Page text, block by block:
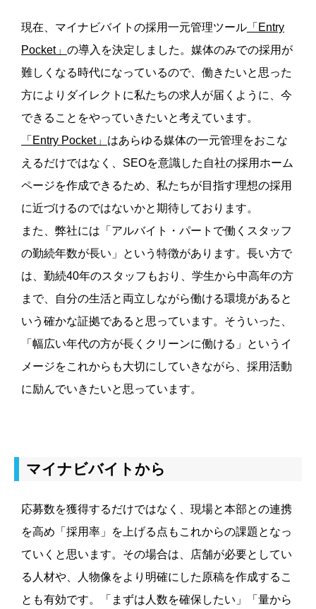
現在、マイナビバイトの採用一元管理ツール 「Entry
Pocket」 の導入を決定しました。媒体のみでの採用が
難しくなる時代になっているので、働きたいと思った
方によりダイレクトに私たちの求人が届くように、今
できることをやっていきたいと考えています。
「Entry Pocket」 はあらゆる媒体の一元管理をおこな
えるだけではなく、SEOを意識した自社の採用ホーム
ページを作成できるため、私たちが目指す理想の採用
に近づけるのではないかと期待しております。
また、弊社には「アルバイト・パートで働くスタッフ
の勤続年数が長い」という特徴があります。長い方で
は、勤続40年のスタッフもおり、学生から中高年の方
まで、自分の生活と両立しながら働ける環境があると
いう確かな証拠であると思っています。そういった、
「幅広い年代の方が長くクリーンに働ける」というイ
メージをこれからも大切にしていきながら、採用活動
に励んでいきたいと思っています。
マイナビバイトから
応募数を獲得するだけではなく、現場と本部との連携
を高め「採用率」を上げる点もこれからの課題となっ
ていくと思います。その場合は、店舗が必要としてい
る人材や、人物像をより明確にした原稿を作成するこ
とも有効です。「まずは人数を確保したい」「量から